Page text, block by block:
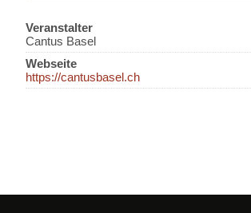
Veranstalter
Cantus Basel
Webseite
https://cantusbasel.ch